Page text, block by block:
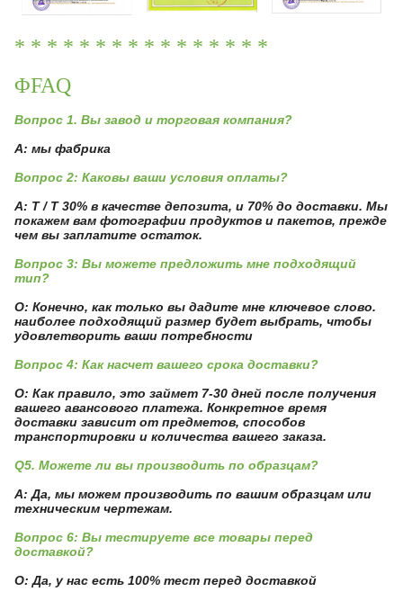
* * * * * * * * * * * * * * * *
ΦFAQ
Вопрос 1. Вы завод и торговая компания?
А: мы фабрика
Вопрос 2: Каковы ваши условия оплаты?
A: T / T 30% в качестве депозита, и 70% до доставки. Мы
покажем вам фотографии продуктов и пакетов, прежде
чем вы заплатите остаток.
Вопрос 3: Вы можете предложить мне подходящий
тип?
О: Конечно, как только вы дадите мне ключевое слово.
наиболее подходящий размер будет выбрать, чтобы
удовлетворить ваши потребности
Вопрос 4: Как насчет вашего срока доставки?
О: Как правило, это займет 7-30 дней после получения
вашего авансового платежа. Конкретное время
доставки зависит от предметов, способов
транспортировки и количества вашего заказа.
Q5. Можете ли вы производить по образцам?
A: Да, мы можем производить по вашим образцам или
техническим чертежам.
Вопрос 6: Вы тестируете все товары перед
доставкой?
О: Да, у нас есть 100% тест перед доставкой